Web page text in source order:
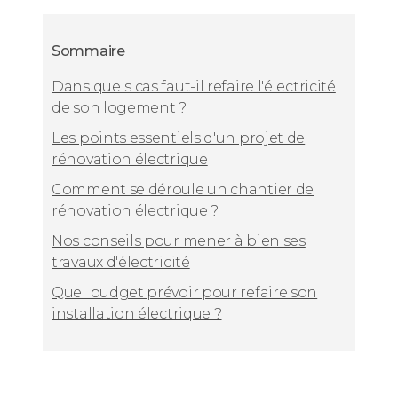
Sommaire
Dans quels cas faut-il refaire l'électricité
de son logement ?
Les points essentiels d'un projet de
rénovation électrique
Comment se déroule un chantier de
rénovation électrique ?
Nos conseils pour mener à bien ses
travaux d'électricité
Quel budget prévoir pour refaire son
installation électrique ?